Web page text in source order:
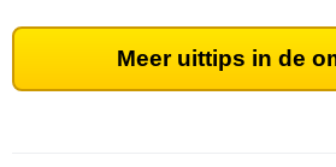
Meer uittips in de